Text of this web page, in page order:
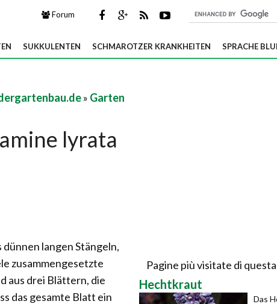
Forum
SUKKULENTEN SCHMAROTZER KRANKHEITEN SPRACHE
» Garten
lyrata
langen Stängeln,
zusammengesetzte
aus drei Blättern, die
das gesamte Blatt ein
Pagine più visitate di
Hechtkraut
Das